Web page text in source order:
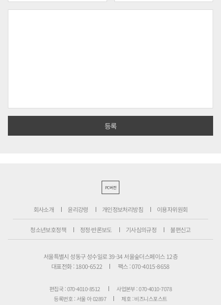
PC버전
회사소개 윤리강령 개인정보처리방침 이용자위원회
청소년보호정책 정정·반론보도 기사심의규정 불편신고
서울특별시 성동구 성수일로 39-34 서울숲더스페이스 12층
대표전화 : 1800-6522
팩스 : 070-4015-8658
편집국 : 070-4010-8512
사업본부 : 070-4010-7078
등록번호 : 서울 아 02897
제호 : 비즈니스포스트